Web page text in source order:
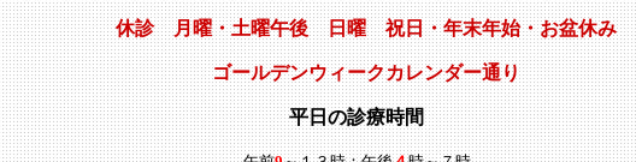
休診 月曜・土曜午後 日曜 祝日・年末年始・お盆休み
ゴールデンウィークカレンダー通り
平日の診療時間